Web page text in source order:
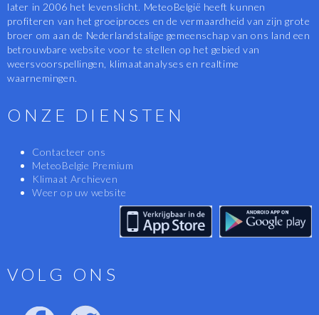
later in 2006 het levenslicht. MeteoBelgië heeft kunnen
profiteren van het groeiproces en de vermaardheid van zijn grote
broer om aan de Nederlandstalige gemeenschap van ons land een
betrouwbare website voor te stellen op het gebied van
weersvoorspellingen, klimaatanalyses en realtime
waarnemingen.
ONZE DIENSTEN
Contacteer ons
MeteoBelgie Premium
Klimaat Archieven
Weer op uw website
VOLG ONS